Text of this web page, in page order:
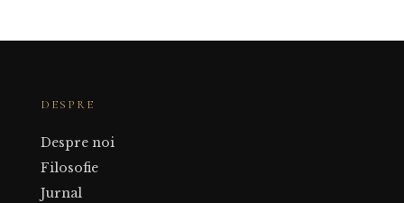
DESPRE
Despre noi
Filosofie
Jurnal